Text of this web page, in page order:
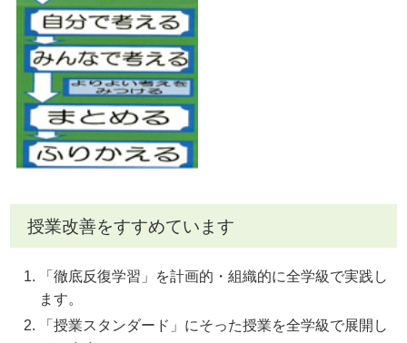
授業改善をすすめています
「徹底反復学習」を計画的・組織的に全学級で実践し
ます。
「授業スタンダード」にそった授業を全学級で展開し